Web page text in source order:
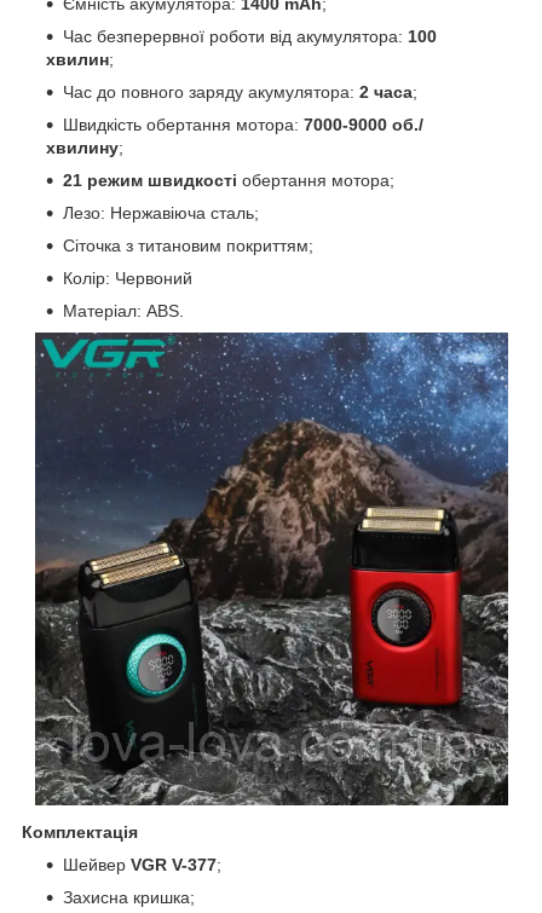
Час безперервної роботи від акумулятора: 100
хвилин;
Час до повного заряду акумулятора: 2 часа;
Швидкість обертання мотора: 7000-9000 об./
хвилину;
21 режим швидкості обертання мотора;
Лезо: Нержавіюча сталь;
Сіточка з титановим покриттям;
Колір: Червоний
Матеріал: АВS.
Комплектація
Шейвер VGR V-377;
Захисна кришка;